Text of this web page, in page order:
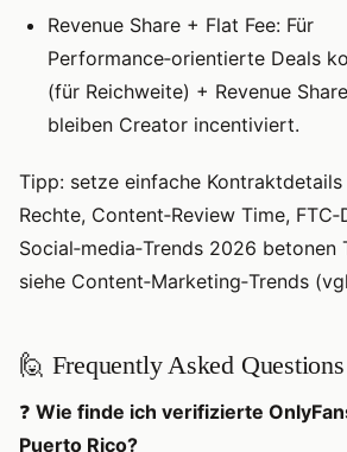
Revenue Share + Flat Fee: Für
Performance‑orientierte Deals
(für Reichweite) + Revenue
bleiben Creator incentiviert.
Tipp: setze einfache Kontraktdetails
Rechte, Content‑Review Time,
Social‑media‑Trends 2026
siehe Content‑Marketing‑Trends
🙋 Frequently Asked Questions
❓ Wie finde ich verifizierte
Puerto Rico?